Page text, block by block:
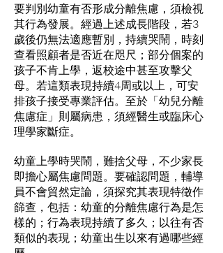
要判別幼童有否形成分離焦慮，須檢視
其行為發展。經過上述成長階段，若3
歲後仍無法適應暫別，持續哭鬧，時刻
查看照顧者是否近在咫尺；部分個案的
孩子不肯上學，返校途中甚至攻擊父
母。若這類表現持續4周或以上，可安
排孩子接受專業評估。至於「幼兒分離
焦慮症」則屬病患，須經醫生或臨床心
理學家斷症。
幼童上學時哭鬧，難捨父母，不少家長
即擔心屬焦慮問題。要確認問題，輔導
員不會貿然定論，須探究其表現特徵作
篩查，包括：幼童的分離焦慮行為是怎
樣的；行為表現持續了多久；以往有否
類似的表現；幼童出生以來有過哪些經